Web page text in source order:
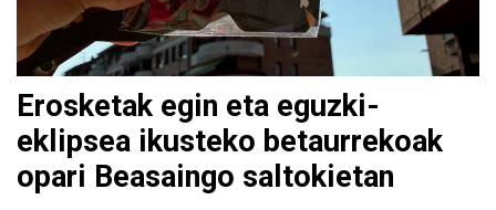
Erosketak egin eta eguzki-
eklipsea ikusteko betaurrekoak
opari Beasaingo saltokietan